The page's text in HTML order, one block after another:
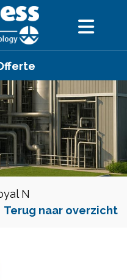
N
Terug naar overzicht